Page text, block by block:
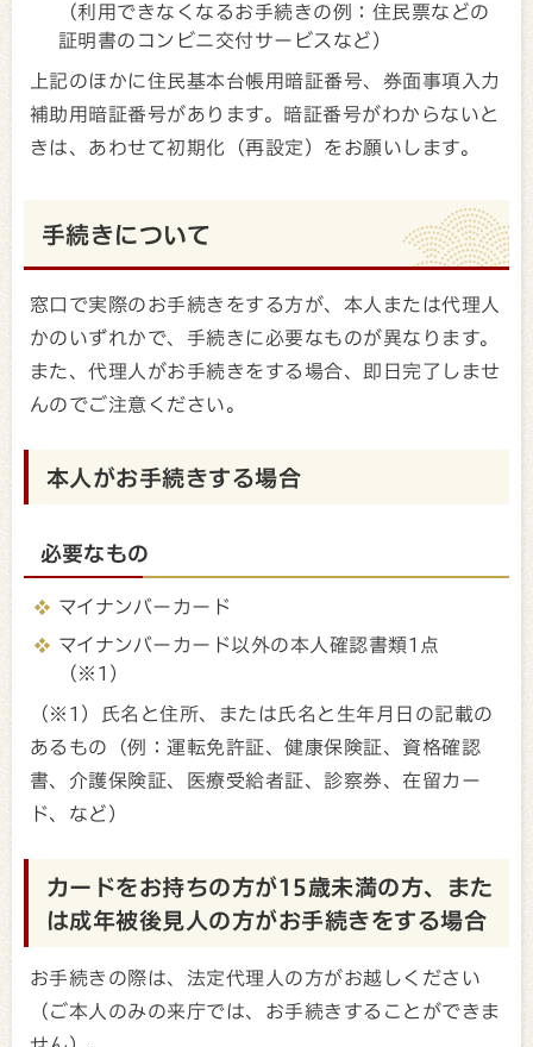
（利用できなくなるお手続きの例：住民票などの
証明書のコンビニ交付サービスなど）
上記のほかに住民基本台帳用暗証番号、券面事項入力
補助用暗証番号があります。暗証番号がわからないと
きは、あわせて初期化（再設定）をお願いします。
手続きについて
窓口で実際のお手続きをする方が、本人または代理人
かのいずれかで、手続きに必要なものが異なります。
また、代理人がお手続きをする場合、即日完了しませ
んのでご注意ください。
本人がお手続きする場合
必要なもの
マイナンバーカード
マイナンバーカード以外の本人確認書類1点
（※1）
（※1）氏名と住所、または氏名と生年月日の記載の
あるもの（例：運転免許証、健康保険証、資格確認
書、介護保険証、医療受給者証、診察券、在留カー
ド、など）
カードをお持ちの方が15歳未満の方、また
は成年被後見人の方がお手続きをする場合
お手続きの際は、法定代理人の方がお越しください
（ご本人のみの来庁では、お手続きすることができま